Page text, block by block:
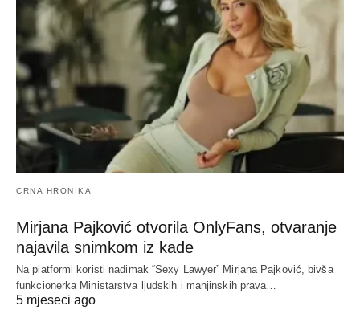
CRNA HRONIKA
Mirjana Pajković otvorila OnlyFans, otvaranje
najavila snimkom iz kade
Na platformi koristi nadimak “Sexy Lawyer” Mirjana Pajković, bivša
funkcionerka Ministarstva ljudskih i manjinskih prava…
5 mjeseci ago